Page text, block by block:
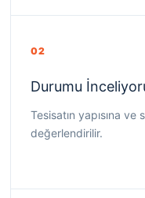
02
Durumu
Tesisatın yapısına
değerlendirilir.